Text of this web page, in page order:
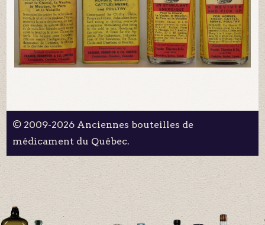
© 2009-2026 Anciennes bouteilles de
médicament du Québec.